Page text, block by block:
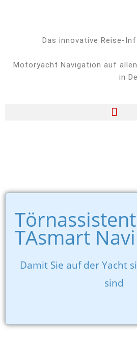
Das innovative Reise-
Motoryacht Navigation auf
in
TAsmart Navi
Damit Sie auf der Yacht
sind